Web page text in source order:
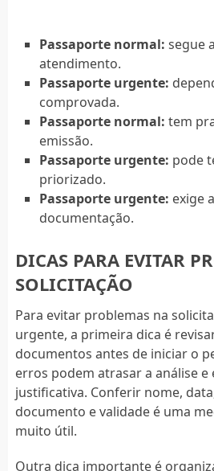
Passaporte normal: segue
atendimento.
Passaporte urgente:
comprovada.
Passaporte normal: tem
emissão.
Passaporte urgente: pode
priorizado.
Passaporte urgente: exige
documentação.
DICAS PARA EVITAR
SOLICITAÇÃO
Para evitar problemas na
urgente, a primeira dica é
documentos antes de iniciar o
erros podem atrasar a análise e
justificativa. Conferir nome,
documento e validade é uma
muito útil.
Outra dica importante é